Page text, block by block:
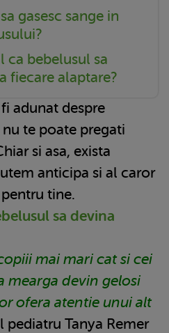
gasesc sange in
ca bebelusul sa
fiecare alaptare?
adunat despre
te poate pregati
si asa, exista
anticipa si al caror
tine.
sa devina
mai mari cat si cei
mearga devin gelosi
ofera atentie unui alt
Tanya Remer